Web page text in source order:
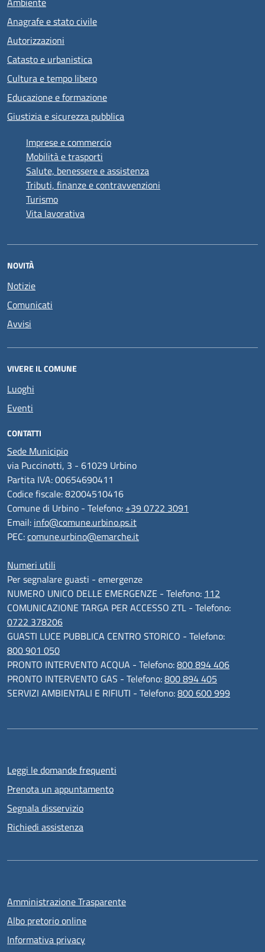
Anagrafe e stato civile
Autorizzazioni
Catasto e urbanistica
Cultura e tempo libero
Educazione e formazione
Giustizia e sicurezza pubblica
Imprese e commercio
Mobilità e trasporti
Salute, benessere e assistenza
Tributi, finanze e contravvenzioni
Turismo
Vita lavorativa
NOVITÀ
Notizie
Comunicati
Avvisi
VIVERE IL COMUNE
Luoghi
Eventi
CONTATTI
Sede Municipio
via Puccinotti, 3 - 61029 Urbino
Partita IVA: 00654690411
Codice fiscale: 82004510416
Comune di Urbino - Telefono: +39 0722 3091
Email: info@comune.urbino.ps.it
PEC:comune.urbino@emarche.it
Numeri utili
Per segnalare guasti - emergenze
NUMERO UNICO DELLE EMERGENZE - Telefono: 112
COMUNICAZIONE TARGA PER ACCESSO ZTL - Telefono:
0722 378206
GUASTI LUCE PUBBLICA CENTRO STORICO - Telefono:
800 901 050
PRONTO INTERVENTO ACQUA - Telefono:800 894 406
PRONTO INTERVENTO GAS - Telefono:800 894 405
SERVIZI AMBIENTALI E RIFIUTI - Telefono:800 600 999
Leggi le domande frequenti
Prenota un appuntamento
Segnala disservizio
Richiedi assistenza
Amministrazione Trasparente
Albo pretorio online
Informativa privacy